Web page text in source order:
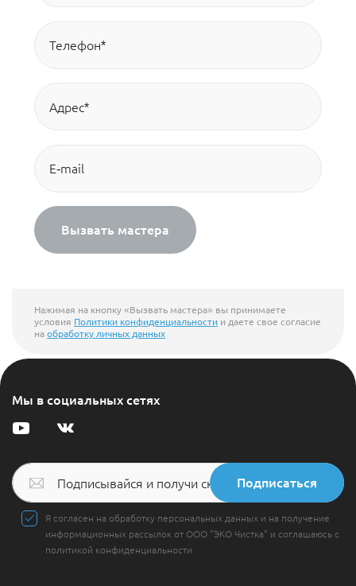
Вызвать мастера
Нажимая на кнопку «Вызвать мастера» вы принимаете
условия Политики конфиденциальности и даете свое согласие
наобработку личных данных
Мы в социальных сетях
Я согласен на обработку персональных данных и на получение
информационных рассылок от ООО "ЭКО Чистка" и соглашаюсь с
политикой конфиденциальности
Подписаться